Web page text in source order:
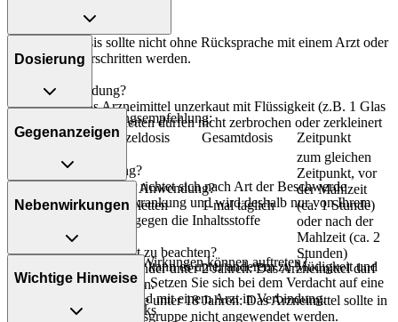
Die Gesamtdosis sollte nicht ohne Rücksprache mit einem Arzt oder
Apotheker überschritten werden.
Art der Anwendung?
Nehmen Sie das Arzneimittel unzerkaut mit Flüssigkeit (z.B. 1 Glas
Wasser) ein. Die Tabletten dürfen nicht zerbrochen oder zerkleinert
werden.
Dauer der Anwendung?
Die Anwendungsdauer richtet sich nach Art der Beschwerde
und/oder Dauer der Erkrankung und wird deshalb nur von Ihrem
Überdosierung?
Bei einer Überdosierung kann es unter anderem zu Müdigkeit und
Bluthochdruck kommen. Setzen Sie sich bei dem Verdacht auf eine
Überdosierung umgehend mit einem Arzt in Verbindung.
Dosierung
Allgemeine Dosierungsempfehlung:
Personenkreis
Einzeldosis Gesamtdosis Zeitpunkt
Erwachsene 2 Tabletten 1-mal täglich
zum gleichen
Zeitpunkt, vor
der Mahlzeit
(ca. 1 Stunde)
oder nach der
Mahlzeit (ca. 2
Stunden)
Gegenanzeigen
Was spricht gegen eine Anwendung?
- Überempfindlichkeit gegen die Inhaltsstoffe
Welche Altersgruppe ist zu beachten?
- Säuglinge und Kleinkinder unter 2 Jahren: Das Arzneimittel darf
nicht angewendet werden.
- Kinder und Jugendliche unter 18 Jahren: Das Arzneimittel sollte in
der Regel in dieser Altersgruppe nicht angewendet werden.
Nebenwirkungen
Welche unerwünschten Wirkungen können auftreten?
- Störung des Geschmacks
Wichtige Hinweise